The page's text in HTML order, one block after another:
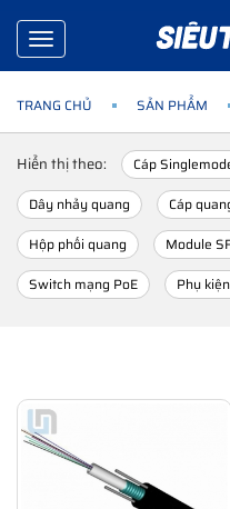
Toggle
navigation
TRANG CHỦ SẢN PHẨM
Hiển thị theo: Cáp
Dây nhảy quang
Cáp
Hộp phối quang
Module
Switch mạng PoE
Phụ